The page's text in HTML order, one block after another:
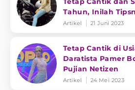
Tahun, Inilah
Artikel 21 Juni 2023
Tetap Cantik di
Daratista Pamer
Pujian Netizen
Artikel 24 Mei 2023